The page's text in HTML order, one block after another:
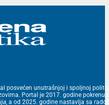
posvećen unutrašnjoj i spoljnoj
Portal je 2017. godine
, a od 2025. godine nastavlja sa